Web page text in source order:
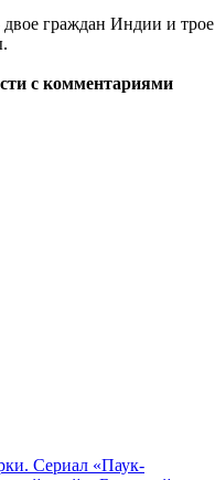
граждан Индии и трое
с комментариями
Сериал «Паук-